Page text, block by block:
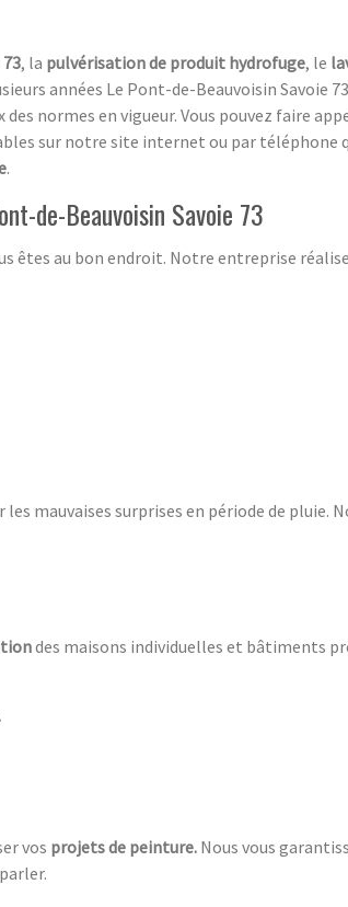
, la pulvérisation de produit hydrofuge, le
années Le Pont-de-Beauvoisin Savoie
des normes en vigueur. Vous pouvez faire
sur notre site internet ou par téléphone
.
de-Beauvoisin Savoie 73
êtes au bon endroit. Notre entreprise
mauvaises surprises en période de pluie.
des maisons individuelles et bâtiments
vos projets de peinture. Nous vous